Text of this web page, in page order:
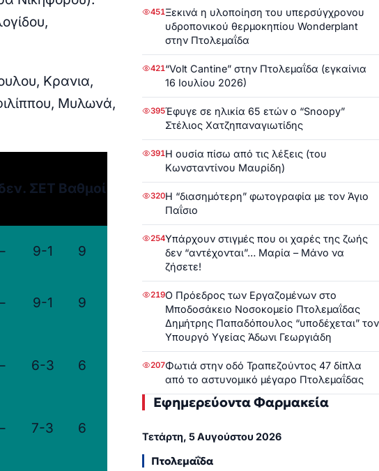
Κρανια,
Μυλωνά,
ΣΕΤ Βαθμοί
9-1 9
9-1 9
6-3 6
7-3 6
451Ξεκινά η υλοποίηση του υπερσύγχρονου
υδροπονικού θερμοκηπίου Wonderplant
στην Πτολεμαΐδα
421“Volt Cantine” στην Πτολεμαΐδα (εγκαίνια
16 Ιουλίου 2026)
395Έφυγε σε ηλικία 65 ετών ο “Snoopy”
Στέλιος Χατζηπαναγιωτίδης
391Η ουσία πίσω από τις λέξεις (του
Κωνσταντίνου Μαυρίδη)
320Η “διασημότερη” φωτογραφία με τον Άγιο
Παΐσιο
254Υπάρχουν στιγμές που οι χαρές της ζωής
δεν “αντέχονται”… Μαρία – Μάνο να
ζήσετε!
219Ο Πρόεδρος των Εργαζομένων στο
Μποδοσάκειο Νοσοκομείο Πτολεμαΐδας
Δημήτρης Παπαδόπουλος “υποδέχεται” τον
Υπουργό Υγείας Άδωνι Γεωργιάδη
207Φωτιά στην οδό Τραπεζούντος 47 δίπλα
από το αστυνομικό μέγαρο Πτολεμαΐδας
Εφημερεύοντα Φαρμακεία
Τετάρτη, 5 Αυγούστου 2026
Πτολεμαΐδα